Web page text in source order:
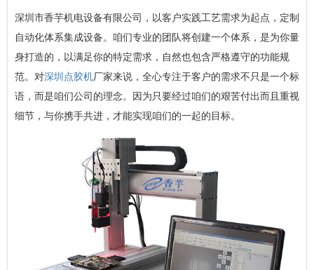
深圳市香芋机电设备有限公司，以客户实践工艺需求为起点，定制
自动化体系集成设备。咱们专业的团队将创建一个体系，是为你量
身打造的，以满足你的特定需求，自然也包含严格遵守的功能规
范。对深圳点胶机厂家来说，全心专注于客户的需求不只是一个标
语，而是咱们公司的理念。因为只要经过咱们的艰苦付出而且重视
细节，与你携手共进，才能实现咱们的一起的目标。